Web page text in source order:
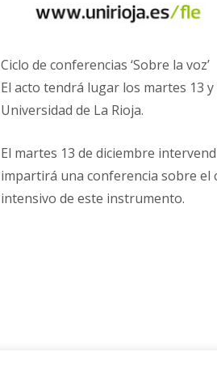
Ciclo de conferencias ‘Sobre la voz’
El acto tendrá lugar los martes 13
Universidad de La Rioja.
El martes 13 de diciembre
impartirá una conferencia sobre el
intensivo de este instrumento.